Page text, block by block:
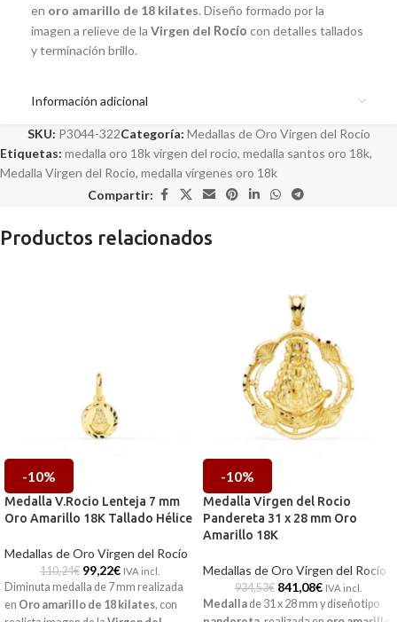
en oro amarillo de 18 kilates. Diseño formado por la
imagen a relieve de la Virgen del Rocío con detalles tallados
y terminación brillo.
Información adicional
SKU: P3044-322Categoría: Medallas de Oro Virgen del Rocío
Etiquetas: medalla oro 18k virgen del rocio, medalla santos oro 18k,
Medalla Virgen del Rocio, medalla vírgenes oro 18k
Compartir:
Productos relacionados
-10%
Medalla V.Rocio Lenteja 7 mm
Oro Amarillo 18K Tallado Hélice
Medallas de Oro Virgen del Rocío
110,24€ 99,22€ IVA incl.
Diminuta medalla de 7 mm realizada
en Oro amarillo de 18 kilates, con
-10%
Medalla Virgen del Rocio
Pandereta 31 x 28 mm Oro
Amarillo 18K
Medallas de Oro Virgen del Rocío
934,53€ 841,08€ IVA incl.
Medalla de 31 x 28 mm y diseño tipo